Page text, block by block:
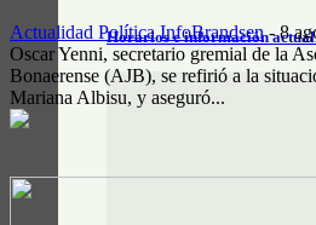
Horarios e información
Actualidad Política InfoBrandsen - 8
Oscar Yenni, secretario gremial de la
Bonaerense (AJB), se refirió a la
Mariana Albisu, y aseguró...